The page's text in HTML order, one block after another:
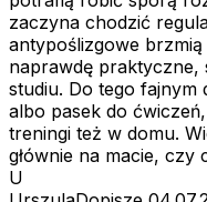
zaczyna chodzić
antypoślizgowe brzmią
naprawdę praktyczne,
studiu. Do tego fajnym
albo pasek do
treningi też w domu.
głównie na macie,
U